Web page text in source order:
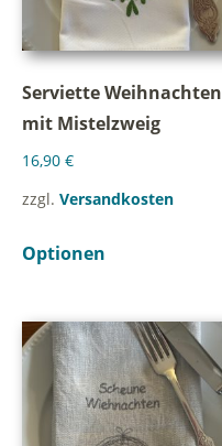
Serviette Weihnachten
mit Mistelzweig
16,90 €
zzgl. Versandkosten
Optionen